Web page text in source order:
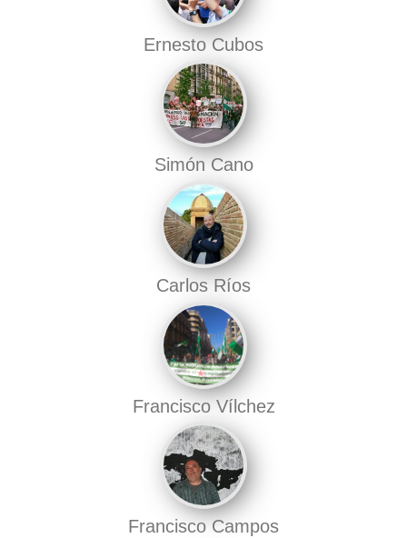
Ernesto Cubos
Simón Cano
Carlos Ríos
Francisco Vílchez
Francisco Campos